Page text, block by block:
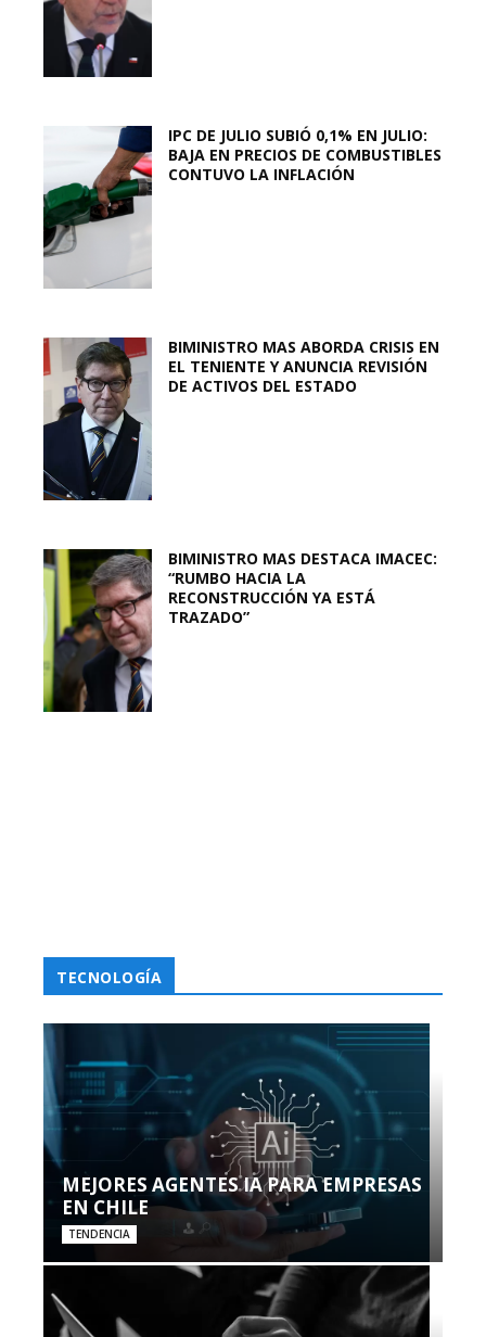
IPC DE JULIO SUBIÓ 0,1% EN JULIO:
BAJA EN PRECIOS DE COMBUSTIBLES
CONTUVO LA INFLACIÓN
BIMINISTRO MAS ABORDA CRISIS EN
EL TENIENTE Y ANUNCIA REVISIÓN
DE ACTIVOS DEL ESTADO
BIMINISTRO MAS DESTACA IMACEC:
“RUMBO HACIA LA
RECONSTRUCCIÓN YA ESTÁ
TRAZADO”
TECNOLOGÍA
MEJORES AGENTES IA PARA EMPRESAS
EN CHILE
TENDENCIA